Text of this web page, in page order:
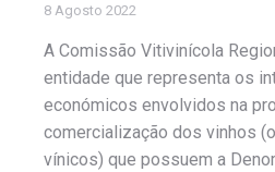
8 Agosto 2022
A Comissão Vitivinícola
entidade que representa os
económicos envolvidos na
comercialização dos vinhos
vínicos) que possuem a